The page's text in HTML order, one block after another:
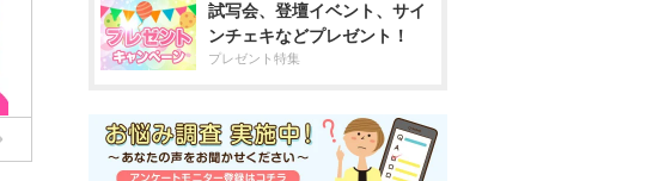
試写会、登壇イベント、サイ
ンチェキなどプレゼント！
プレゼント特集